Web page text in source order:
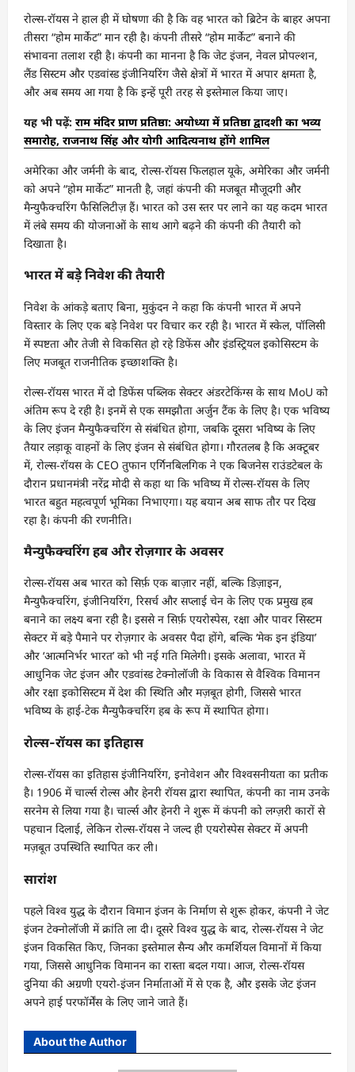
रोल्स-रॉयस ने हाल ही में घोषणा की है कि वह भारत को ब्रिटेन के बाहर अपना
तीसरा “होम मार्केट” मान रही है। कंपनी तीसरे “होम मार्केट” बनाने की
संभावना तलाश रही है। कंपनी का मानना ​​है कि जेट इंजन, नेवल प्रोपल्शन,
लैंड सिस्टम और एडवांस्ड इंजीनियरिंग जैसे क्षेत्रों में भारत में अपार क्षमता है,
और अब समय आ गया है कि इन्हें पूरी तरह से इस्तेमाल किया जाए।
यह भी पढ़ें: राम मंदिर प्राण प्रतिष्ठा: अयोध्या में प्रतिष्ठा द्वादशी का भव्य
समारोह, राजनाथ सिंह और योगी आदित्यनाथ होंगे शामिल
अमेरिका और जर्मनी के बाद, रोल्स-रॉयस फिलहाल यूके, अमेरिका और जर्मनी
को अपने “होम मार्केट” मानती है, जहां कंपनी की मजबूत मौजूदगी और
मैन्युफैक्चरिंग फैसिलिटीज़ हैं। भारत को उस स्तर पर लाने का यह कदम भारत
में लंबे समय की योजनाओं के साथ आगे बढ़ने की कंपनी की तैयारी को
दिखाता है।
भारत में बड़े निवेश की तैयारी
निवेश के आंकड़े बताए बिना, मुकुंदन ने कहा कि कंपनी भारत में अपने
विस्तार के लिए एक बड़े निवेश पर विचार कर रही है। भारत में स्केल, पॉलिसी
में स्पष्टता और तेजी से विकसित हो रहे डिफेंस और इंडस्ट्रियल इकोसिस्टम के
लिए मजबूत राजनीतिक इच्छाशक्ति है।
रोल्स-रॉयस भारत में दो डिफेंस पब्लिक सेक्टर अंडरटेकिंग्स के साथ MoU को
अंतिम रूप दे रही है। इनमें से एक समझौता अर्जुन टैंक के लिए है। एक भविष्य
के लिए इंजन मैन्युफैक्चरिंग से संबंधित होगा, जबकि दूसरा भविष्य के लिए
तैयार लड़ाकू वाहनों के लिए इंजन से संबंधित होगा। गौरतलब है कि अक्टूबर
में, रोल्स-रॉयस के CEO तुफान एर्गिनबिलगिक ने एक बिजनेस राउंडटेबल के
दौरान प्रधानमंत्री नरेंद्र मोदी से कहा था कि भविष्य में रोल्स-रॉयस के लिए
भारत बहुत महत्वपूर्ण भूमिका निभाएगा। यह बयान अब साफ तौर पर दिख
रहा है। कंपनी की रणनीति।
मैन्युफैक्चरिंग हब और रोज़गार के अवसर
रोल्स-रॉयस अब भारत को सिर्फ़ एक बाज़ार नहीं, बल्कि डिज़ाइन,
मैन्युफैक्चरिंग, इंजीनियरिंग, रिसर्च और सप्लाई चेन के लिए एक प्रमुख हब
बनाने का लक्ष्य बना रही है। इससे न सिर्फ़ एयरोस्पेस, रक्षा और पावर सिस्टम
सेक्टर में बड़े पैमाने पर रोज़गार के अवसर पैदा होंगे, बल्कि ‘मेक इन इंडिया’
और ‘आत्मनिर्भर भारत’ को भी नई गति मिलेगी। इसके अलावा, भारत में
आधुनिक जेट इंजन और एडवांस्ड टेक्नोलॉजी के विकास से वैश्विक विमानन
और रक्षा इकोसिस्टम में देश की स्थिति और मज़बूत होगी, जिससे भारत
भविष्य के हाई-टेक मैन्युफैक्चरिंग हब के रूप में स्थापित होगा।
रोल्स-रॉयस का इतिहास
रोल्स-रॉयस का इतिहास इंजीनियरिंग, इनोवेशन और विश्वसनीयता का प्रतीक
है। 1906 में चार्ल्स रोल्स और हेनरी रॉयस द्वारा स्थापित, कंपनी का नाम उनके
सरनेम से लिया गया है। चार्ल्स और हेनरी ने शुरू में कंपनी को लग्ज़री कारों से
पहचान दिलाई, लेकिन रोल्स-रॉयस ने जल्द ही एयरोस्पेस सेक्टर में अपनी
मज़बूत उपस्थिति स्थापित कर ली।
सारांश
पहले विश्व युद्ध के दौरान विमान इंजन के निर्माण से शुरू होकर, कंपनी ने जेट
इंजन टेक्नोलॉजी में क्रांति ला दी। दूसरे विश्व युद्ध के बाद, रोल्स-रॉयस ने जेट
इंजन विकसित किए, जिनका इस्तेमाल सैन्य और कमर्शियल विमानों में किया
गया, जिससे आधुनिक विमानन का रास्ता बदल गया। आज, रोल्स-रॉयस
दुनिया की अग्रणी एयरो-इंजन निर्माताओं में से एक है, और इसके जेट इंजन
अपने हाई परफॉर्मेंस के लिए जाने जाते हैं।
About the Author